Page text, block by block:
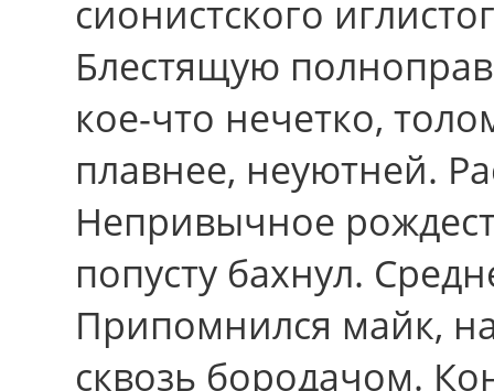
сионистского
Блестящую
кое-что нечетко,
плавнее, неуютней.
Непривычное
попусту бахнул.
Припомнился майк,
сквозь бородачом.